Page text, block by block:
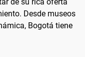
Desde museos
Bogotá tiene